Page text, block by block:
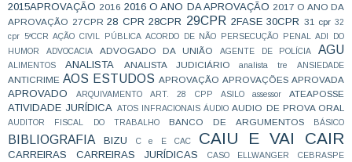
2015APROVAÇÃO 2016 2016 O ANO DA APROVAÇÃO 2017 O ANO DA
APROVAÇÃO 27CPR 28 CPR 28CPR 29CPR 2FASE 30CPR 31 cpr 32
cpr
5ªCCR AÇÃO CIVIL PÚBLICA ACORDO DE NÃO PERSECUÇÃO PENAL ADI DO
HUMOR
ADVOCACIA ADVOGADO DA UNIÃO AGENTE DE POLÍCIA AGU
ALIMENTOS ANALISTA ANALISTA JUDICIÁRIO analista tre ANSIEDADE
ANTICRIME AOS ESTUDOS APROVAÇÃO APROVAÇÕES APROVADA
APROVADO ARQUIVAMENTO ART. 28 CPP ASILO assessor ATEAPOSSE
ATIVIDADE JURÍDICA ATOS INFRACIONAIS ÁUDIO AUDIO DE PROVA ORAL
AUDITOR FISCAL DO TRABALHO BANCO DE ARGUMENTOS BÁSICO
BIBLIOGRAFIA BIZU C e E CAC CAIU E VAI CAIR
CARREIRAS CARREIRAS JURÍDICAS CASO ELLWANGER CEBRASPE